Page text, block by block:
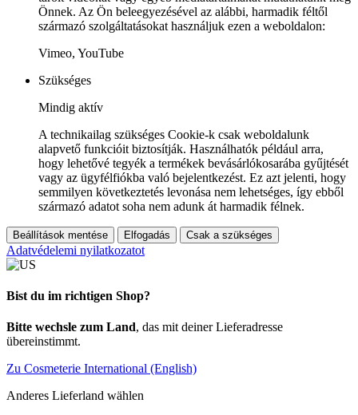
Önnek. Az Ön beleegyezésével az alábbi, harmadik féltől
származó szolgáltatásokat használjuk ezen a weboldalon:
Vimeo, YouTube
Szükséges
Mindig aktív
A technikailag szükséges Cookie-k csak weboldalunk
alapvető funkcióit biztosítják. Használhatók például arra,
hogy lehetővé tegyék a termékek bevásárlókosarába gyűjtését
vagy az ügyfélfiókba való bejelentkezést. Ez azt jelenti, hogy
semmilyen következtetés levonása nem lehetséges, így ebből
származó adatot soha nem adunk át harmadik félnek.
Beállítások mentése Elfogadás Csak a szükséges
Adatvédelemi nyilatkozatot
Bist du im richtigen Shop?
Bitte wechsle zum Land, das mit deiner Lieferadresse
übereinstimmt.
Zu Cosmeterie International (English)
Anderes Lieferland wählen